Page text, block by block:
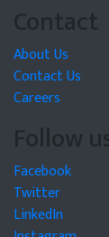
Contact
About Us
Contact Us
Careers
Follow us
Facebook
Twitter
LinkedIn